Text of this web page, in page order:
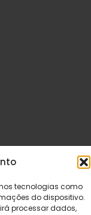
tecnologias como
do dispositivo.
processar dados,